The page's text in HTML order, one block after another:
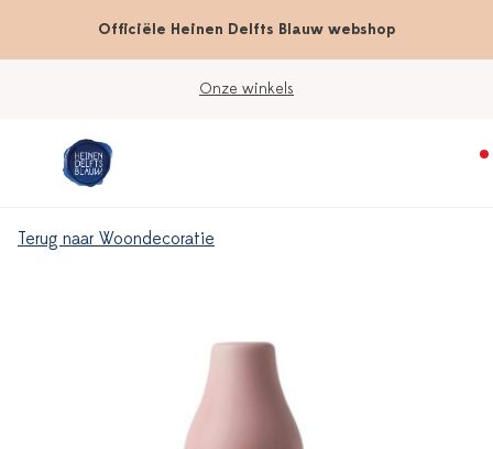
Officiële Heinen Delfts Blauw webshop
Onze winkels
Terug naar Woondecoratie